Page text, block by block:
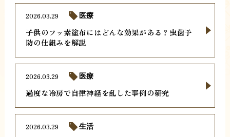
子供のフッ素塗布にはどんな効果がある？虫歯予
防の仕組みを解説
2026.03.29 医療
過度な冷房で自律神経を乱した事例の研究
2026.03.29 医療
2026.03.29 生活